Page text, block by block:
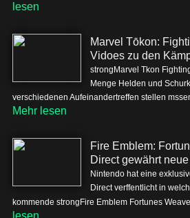
lesen
Marvel Tōkon:
Vidoes zu den
strongMarvel Tkon
Menge Helden und
verschiedenen Aufeinandertreffen stellen
Mehr lesen
Fire Emblem:
Direct gewährt
Nintendo hat eine
Direct verffentlicht in
kommende strongFire Emblem Fortunes
lesen